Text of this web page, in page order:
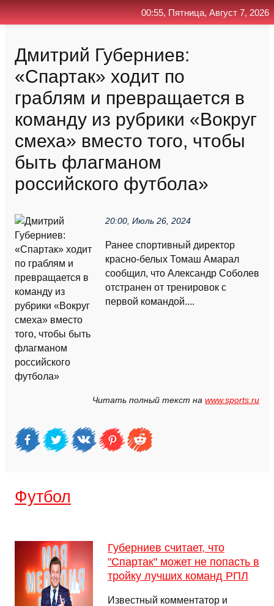
Дмитрий Губерниев:
«Спартак» ходит по
граблям и превращается в
команду из рубрики «Вокруг
смеха» вместо того, чтобы
быть флагманом
российского футбола»
20:00, Июль 26, 2024
Ранее спортивный директор
красно-белых Томаш Амарал
сообщил, что Александр Соболев
отстранен от тренировок с
первой командой....
Читать полный текст на www.sports.ru
Футбол
Губерниев считает, что
"Спартак" может не попасть в
тройку лучших команд РПЛ
Известный комментатор и
00:55, Пятница, Август 7, 2026